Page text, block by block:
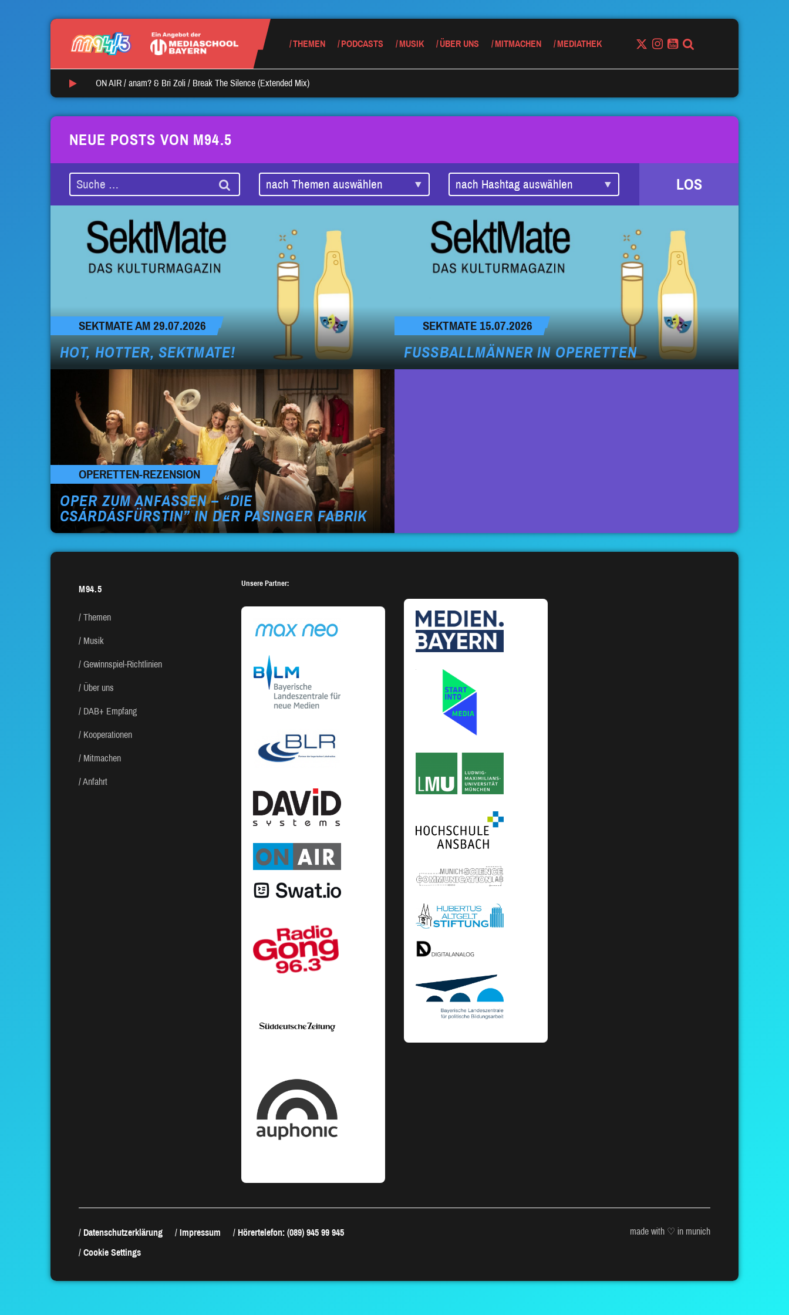
THEMEN PODCASTS MUSIK ÜBER UNS MITMACHEN MEDIATHEK
ON AIR / anam? & Bri Zoli / Break The Silence (Extended Mix)
NEUE POSTS VON M94.5
LOS
SEKTMATE AM 29.07.2026
HOT, HOTTER, SEKTMATE!
SEKTMATE 15.07.2026
FUSSBALLMÄNNER IN OPERETTEN
OPERETTEN-REZENSION
OPER ZUM ANFASSEN – “DIE
CSÁRDÁSFÜRSTIN” IN DER PASINGER FABRIK
M94.5
Themen
Musik
Gewinnspiel-Richtlinien
Über uns
DAB+ Empfang
Kooperationen
Mitmachen
Anfahrt
Unsere Partner:
Datenschutzerklärung Impressum
Hörertelefon: (089) 945 99 945
Cookie Settings
made with ♡ in munich